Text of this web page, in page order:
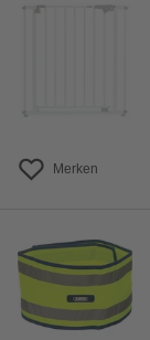
Merken